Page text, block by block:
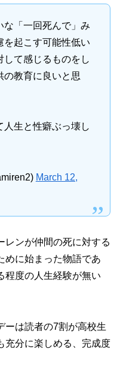
な「一回死んで」み
を起こす可能性低い
して感じるものをし
の教育に良いと思
人生と性癖ぶっ壊し
March 12,
レンが仲間の死に対する
めに始まった物語であ
程度の人生経験が無い
ーは読者の7割が高校生
充分に楽しめる、完成度